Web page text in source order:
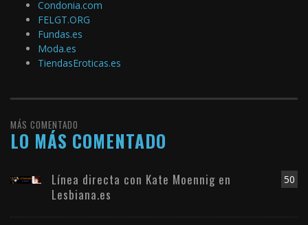
Condonia.com
FELGT.ORG
Fundas.es
Moda.es
TiendasEroticas.es
MÁS COMENTADO
LO MÁS COMENTADO
50
Línea directa con Kate Moennig en
Lesbiana.es